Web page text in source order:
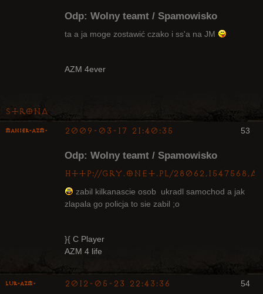
Odp: Wolny teamt / Spamowisko
ta a ja moge zostawić czako i ss'a na JM
AZM 4ever
Strona
53
Maniek-AZM- 2009-03-17 21:40:35
Odp: Wolny teamt / Spamowisko
http://gry.onet.pl/
zabil kilkanascie osob ukradl samochod a jak
zlapala go policja to sie zabil ;o
}{ C Player
AZM 4 life
54
luK-AZM- 2012-05-23 22:43:36